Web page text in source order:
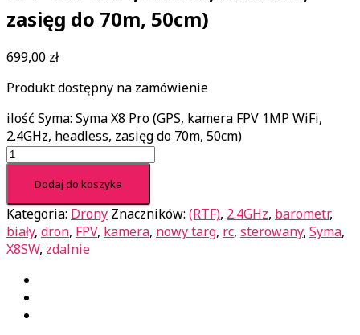
zasięg do 70m, 50cm)
699,00 zł
Produkt dostępny na zamówienie
ilość Syma: Syma X8 Pro (GPS, kamera FPV 1MP WiFi,
2.4GHz, headless, zasięg do 70m, 50cm)
Dodaj do koszyka
Kategoria: Drony Znaczników: (RTF), 2.4GHz, barometr,
biały, dron, FPV, kamera, nowy targ, rc, sterowany, Syma,
X8SW, zdalnie